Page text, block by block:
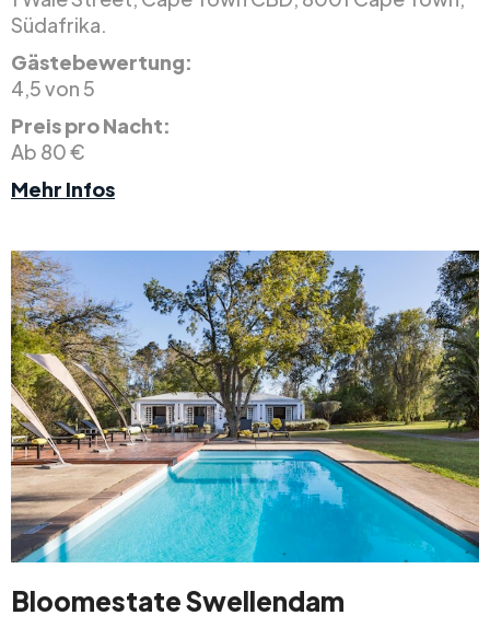
Südafrika.
Gästebewertung:
4,5 von 5
Preis pro Nacht:
Ab 80 €
Mehr Infos
Bloomestate Swellendam